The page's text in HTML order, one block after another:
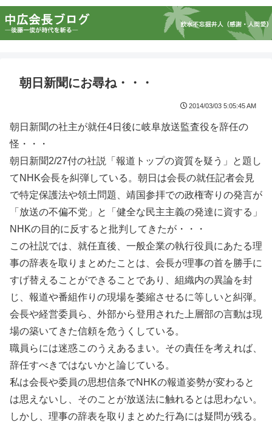
朝日新聞にお尋ね・・・
2014/03/03 5:05:45 AM
朝日新聞の社主が就任4日後に岐阜放送監査役を辞任の
怪・・・
朝日新聞2/27付の社説「報道トップの資質を疑う」と題し
てNHK会長を糾弾している。朝日は会長の就任記者会見
で特定保護法や領土問題、靖国参拝での政権寄りの発言が
「放送の不偏不党」と「健全な民主主義の発達に資する」
NHKの目的に反すると批判してきたが・・・
この社説では、就任直後、一般企業の執行役員にあたる理
事の辞表を取りまとめたことは、会長が理事の首を勝手に
すげ替えることができることであり、組織内の異論を封
じ、報道や番組作りの現場を萎縮させるに等しいと糾弾。
会長や経営委員ら、外部から登用された上層部の言動は現
場の築いてきた信頼を危うくしている。
職員らには迷惑このうえあるまい。その責任を考えれば、
辞任すべきではないかと論じている。
私は会長や委員の思想信条でNHKの報道姿勢が変わると
は思えないし、そのことが放送法に触れるとは思わない。
しかし、理事の辞表を取りまとめた行為には疑問が残る。